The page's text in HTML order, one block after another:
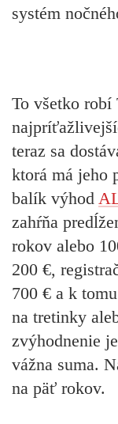
systém
To všetko robí
teraz sa
ktorá má jeho
balík výhod
zahŕňa
rokov alebo
200 €,
700 € a k
na tretinky
zvýhodnenie
vážna suma.
na päť rokov.